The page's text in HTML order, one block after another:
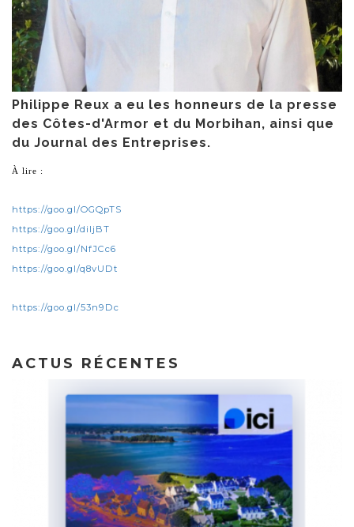
Philippe Reux a eu les honneurs de la presse
des Côtes-d'Armor et du Morbihan, ainsi que
du Journal des Entreprises.
À lire :
https://goo.gl/OGQpTS
https://goo.gl/diljBT
https://goo.gl/NfJCc6
https://goo.gl/q8vUDt
https://goo.gl/53n9Dc
ACTUS RÉCENTES